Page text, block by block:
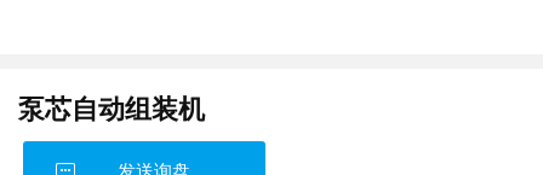
泵芯自动组装机
发送询盘